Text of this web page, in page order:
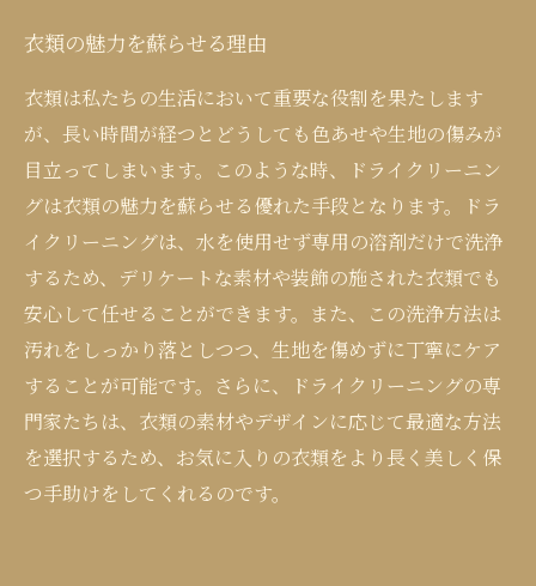
衣類の魅力を蘇らせる理由
衣類は私たちの生活において重要な役割を果たします
が、長い時間が経つとどうしても色あせや生地の傷みが
目立ってしまいます。このような時、ドライクリーニン
グは衣類の魅力を蘇らせる優れた手段となります。ドラ
イクリーニングは、水を使用せず専用の溶剤だけで洗浄
するため、デリケートな素材や装飾の施された衣類でも
安心して任せることができます。また、この洗浄方法は
汚れをしっかり落としつつ、生地を傷めずに丁寧にケア
することが可能です。さらに、ドライクリーニングの専
門家たちは、衣類の素材やデザインに応じて最適な方法
を選択するため、お気に入りの衣類をより長く美しく保
つ手助けをしてくれるのです。